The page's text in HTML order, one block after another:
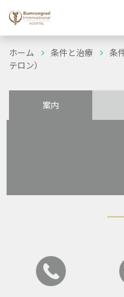
ホーム 条件と治療 条
テロン）
案内